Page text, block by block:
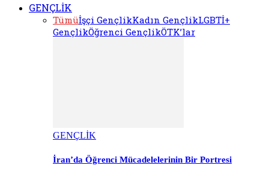
GENÇLİK
Tümüİşçi GençlikKadın GençlikLGBTİ+
GençlikÖğrenci GençlikÖTK’lar
GENÇLİK
İran’da Öğrenci Mücadelelerinin Bir Portresi